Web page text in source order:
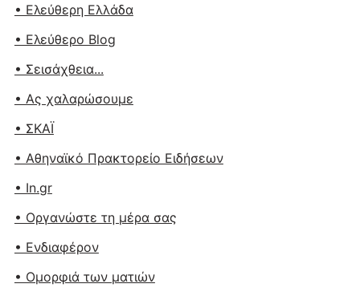
• Ελεύθερη Ελλάδα
• Ελεύθερο Blog
• Σεισάχθεια...
• Ας χαλαρώσουμε
• ΣΚΑΪ
• Αθηναϊκό Πρακτορείο Ειδήσεων
• In.gr
• Οργανώστε τη μέρα σας
• Ενδιαφέρον
• Ομορφιά των ματιών